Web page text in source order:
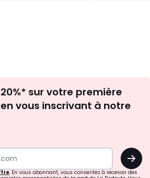
newsletter
sur votre première
vous inscrivant à notre
OK
. En vous abonnant, vous consentez à recevoir des